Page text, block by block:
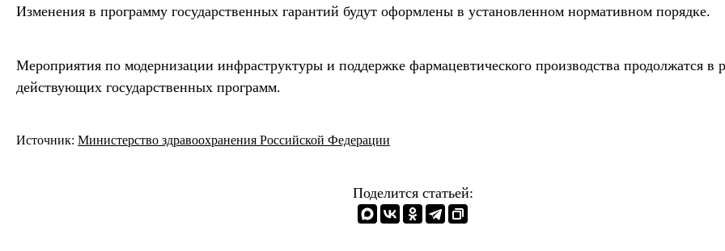
Изменения в программу государственных гарантий будут оформлены в установленном нормативном порядке.
Мероприятия по модернизации инфраструктуры и поддержке фармацевтического производства продолжатся в
действующих государственных программ.
Источник: Министерство здравоохранения Российской Федерации
Поделится статьей: